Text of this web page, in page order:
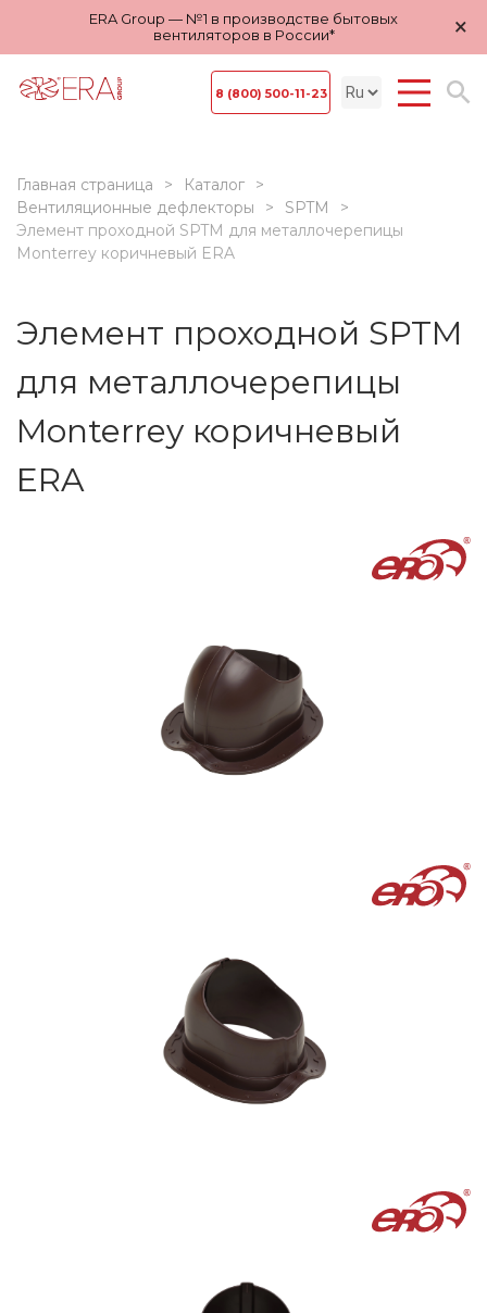
ERA Group — №1 в производстве бытовых
вентиляторов в России*
×
8 (800) 500-11-23
Главная страница
Каталог
Вентиляционные дефлекторы
SPTM
Элемент проходной SPTM для металлочерепицы
Monterrey коричневый ERA
Элемент проходной SPTM
для металлочерепицы
Monterrey коричневый
ERA